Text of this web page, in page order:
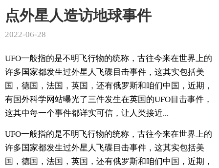
点外星人造访地球事件
2022-06-28
UFO一般指的是不明飞行物的统称，古往今来在世界上的
许多国家都发生过外星人飞碟目击事件，这其实包括美
国，德国，法国，英国，还有俄罗斯和咱们中国，近期，
有国外科学网站曝光了三件发生在英国的UFO目击事件，
这其中每一个事件都详实可信，让人类接近...
UFO一般指的是不明飞行物的统称，古往今来在世界上的
许多国家都发生过外星人飞碟目击事件，这其实包括美
国，德国，法国，英国，还有俄罗斯和咱们中国，近期，